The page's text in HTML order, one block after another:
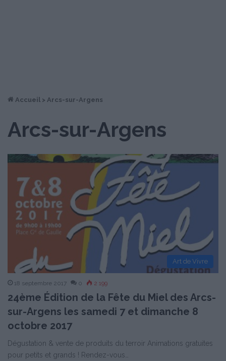
Accueil > Arcs-sur-Argens
Arcs-sur-Argens
Art de Vivre
18 septembre 2017 0 2 199
24ème Édition de la Fête du Miel des Arcs-
sur-Argens les samedi 7 et dimanche 8
octobre 2017
Dégustation & vente de produits du terroir Animations gratuites
pour petits et grands ! Rendez-vous…